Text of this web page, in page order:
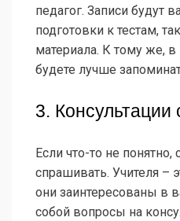
педагог. Записи будут
подготовки к тестам,
материала. К тому же,
будете лучше
3. Консультации
Если что-то не понятно,
спрашивать. Учителя –
они заинтересованы в
собой вопросы на